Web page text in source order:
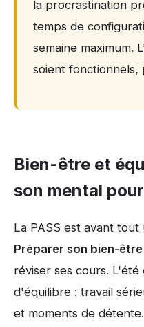
la procrastination
temps de
semaine maximum.
soient fonctionnels,
Bien-être et
son mental pour
La PASS est avant
Préparer son bien-être
réviser ses cours.
d'équilibre : travail
et moments de